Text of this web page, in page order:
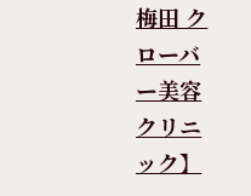
梅田 ク
ローバ
ー美容
クリニ
ック】